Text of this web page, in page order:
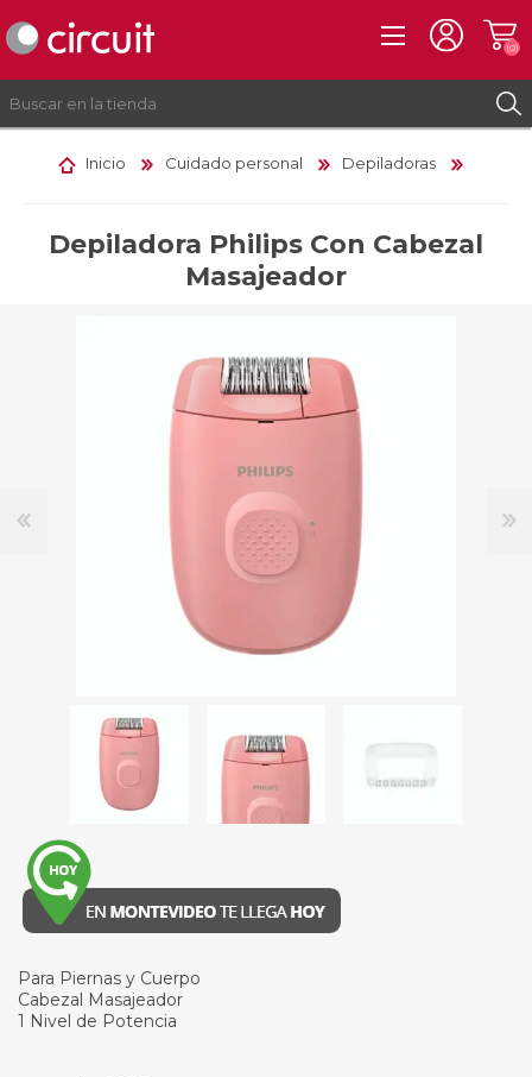
INICIAR SESIÓN
(0)
Inicio Cuidado personal Depiladoras
Depiladora Philips Con Cabezal
Masajeador
Para Piernas y Cuerpo
Cabezal Masajeador
1 Nivel de Potencia